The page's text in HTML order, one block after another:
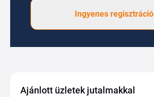
Ingyenes regisztráció
Ajánlott üzletek jutalmakkal